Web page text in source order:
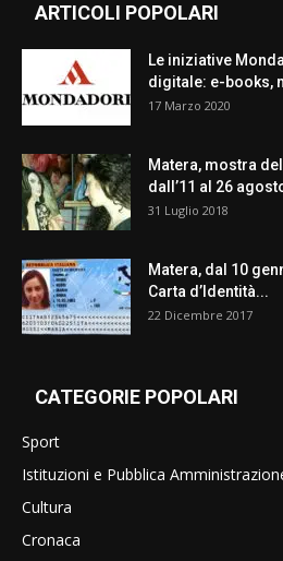
ARTICOLI POPOLARI
Le iniziative
digitale: e-books,
17 Marzo 2020
Matera, mostra
dall’11 al 26
31 Luglio 2018
Matera, dal 10
Carta d’Identità...
22 Dicembre 2017
CATEGORIE POPOLARI
Sport
Istituzioni e Pubblica
Cultura
Cronaca